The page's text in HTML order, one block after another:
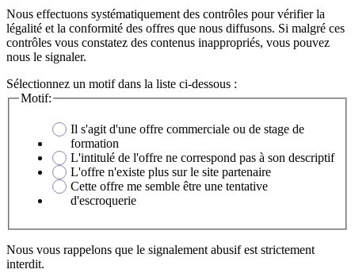
Nous effectuons systématiquement des contrôles pour vérifier la
légalité et la conformité des offres que nous diffusons. Si malgré ces
contrôles vous constatez des contenus inappropriés, vous pouvez
nous le signaler.
Sélectionnez un motif dans la liste ci-dessous :
Motif:
Il s'agit d'une offre commerciale ou de stage de
formation
L'intitulé de l'offre ne correspond pas à son descriptif
L'offre n'existe plus sur le site partenaire
Cette offre me semble être une tentative
d'escroquerie
Nous vous rappelons que le signalement abusif est strictement
interdit.